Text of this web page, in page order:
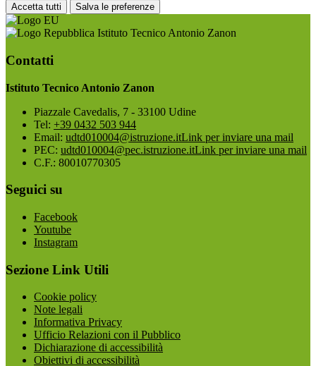
Accetta tutti Salva le preferenze
Istituto Tecnico Antonio Zanon
Contatti
Istituto Tecnico Antonio Zanon
Piazzale Cavedalis, 7 - 33100 Udine
Tel: +39 0432 503 944
Email: udtd010004@istruzione.itLink per inviare una mail
PEC: udtd010004@pec.istruzione.itLink per inviare una mail
C.F.: 80010770305
Seguici su
Facebook
Youtube
Instagram
Sezione Link Utili
Cookie policy
Note legali
Informativa Privacy
Ufficio Relazioni con il Pubblico
Dichiarazione di accessibilità
Obiettivi di accessibilità